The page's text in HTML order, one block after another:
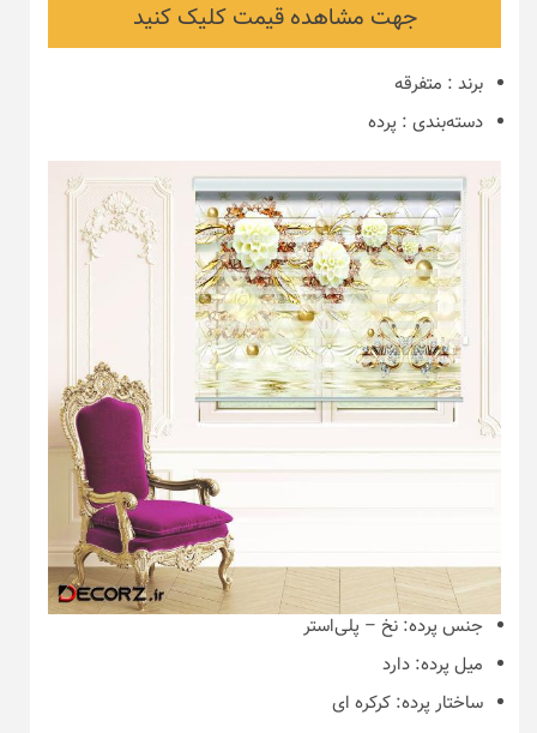
جهت مشاهده قیمت کلیک کنید
برند : متفرقه
دسته‌بندی : پرده
جنس پرده: نخ – پلی‌استر
میل پرده: دارد
ساختار پرده: کرکره ای